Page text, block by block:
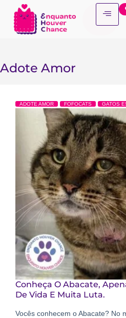
Adote Amor
ADOTE AMOR FOFOCATS GATOS
Conheça O Abacate,
De Vida E Muita Luta.
Vocês conhecem o Abacate? No